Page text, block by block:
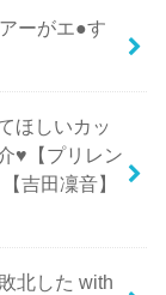
ーがエ●す
ほしいカッ
♥【プリレン
吉田凜音】
北した with